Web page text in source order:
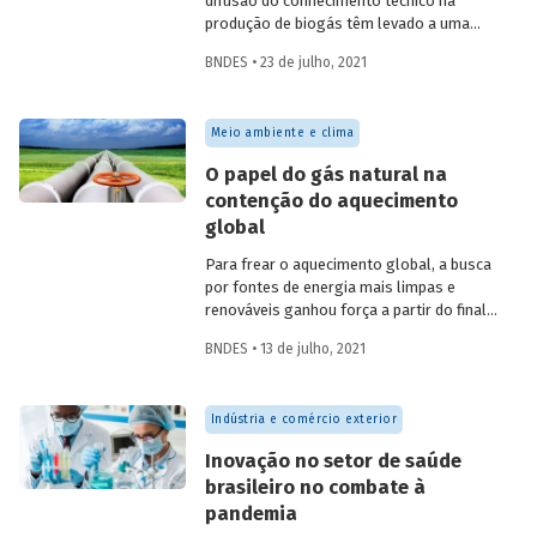
produção de biogás têm levado a uma
em operação e no volume produzido no
tímido diante do potencial de geração que
um país com um agronegócio tão
desenvolvido pode atingir. Entenda como
resíduos e efluentes das diferentes
atividades agropecuárias podem
contribuir para ampliar a geração de
BNDES • 23 de julho, 2021
Meio ambiente e clima
O papel do gás natural na
contenção do aquecimento
global
Para frear o aquecimento global, a busca
por fontes de energia mais limpas e
renováveis ganhou força a partir do final
mundial de redução das emissões de CO
energética segue crescendo, o gás
natural desponta como combustível
capaz de apoiar a transição para a
economia de baixo carbono, aproveitando
a infraestrutura já existente com menor
impacto ambiental do que outros
BNDES • 13 de julho, 2021
Indústria e comércio exterior
Inovação no setor de saúde
brasileiro no combate à
pandemia